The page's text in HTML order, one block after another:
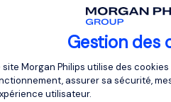
Gestion des
de
site Morgan Philips utilise des
assurer sa sécurité,
utilisateur.
tun hat oder nicht. Sicher ist
ist und entscheidende
öffnet nicht nur neue
führen. Je größer
spielt natürlich eine
Informationen, Perspektiven